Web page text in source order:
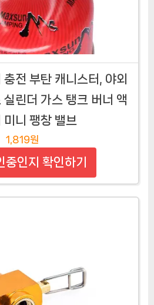
전 부탄 캐니스터, 야외
린더 가스 탱크 버너 액
미니 팽창 밸브
1,819원
중인지 확인하기